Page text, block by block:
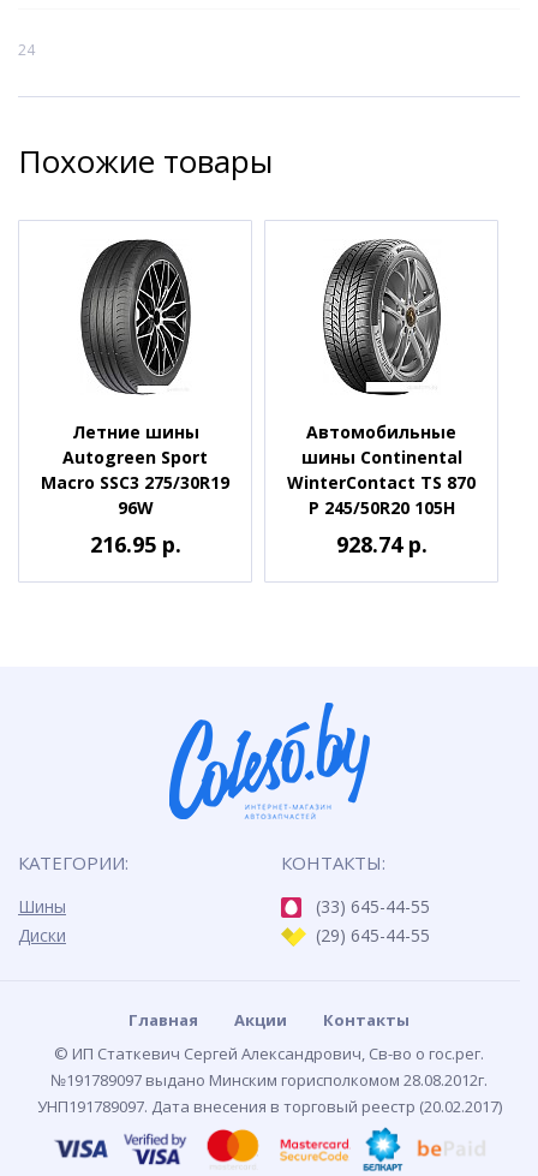
24
Похожие товары
Летние шины
Autogreen Sport
Macro SSC3 275/30R19
96W
216.95 р.
Автомобильные
шины Continental
WinterContact TS 870
P 245/50R20 105H
928.74 р.
КАТЕГОРИИ:
Шины
Диски
КОНТАКТЫ:
(33) 645-44-55
(29) 645-44-55
Главная Акции
Контакты
© ИП Статкевич Сергей Александрович, Св-во о гос.рег.
№191789097 выдано Минским горисполкомом 28.08.2012г.
УНП191789097. Дата внесения в торговый реестр (20.02.2017)